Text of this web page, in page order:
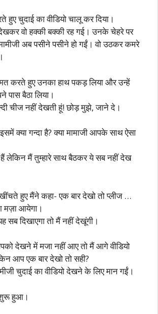
हुए चुदाई का वीडियो चालू कर दिया।
देखकर वो हक्की बक्की रह गई। उनके चेहरे पर
अब पसीने पसीने हो गईं। वो उठकर कमरे
करते हुए उनका हाथ पकड़ लिया और उन्हें
पास बैठा लिया।
चीज नहीं देखती हूं! छोड़ मुझे, जाने दे।
क्या गन्दा है? क्या मामाजी आपके साथ ऐसा
हैं लेकिन मैं तुम्हारे साथ बैठकर ये सब नहीं देख
हुए मैंने कहा- एक बार देखो तो प्लीज …
मज़ा आयेगा।
सब दिखाएगा तो मैं नहीं देखूंगी।
देखने में मजा नहीं आए तो मैं आगे वीडियो
आप एक बार देखो तो सही?
चुदाई का वीडियो देखने के लिए मान गईं।
शुरू हुआ।